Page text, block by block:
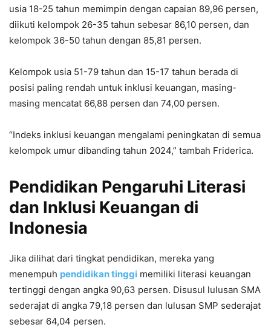
usia 18-25 tahun memimpin dengan capaian 89,96 persen,
diikuti kelompok 26-35 tahun sebesar 86,10 persen, dan
kelompok 36-50 tahun dengan 85,81 persen.
Kelompok usia 51-79 tahun dan 15-17 tahun berada di
posisi paling rendah untuk inklusi keuangan, masing-
masing mencatat 66,88 persen dan 74,00 persen.
“Indeks inklusi keuangan mengalami peningkatan di semua
kelompok umur dibanding tahun 2024,” tambah Friderica.
Pendidikan Pengaruhi Literasi
dan Inklusi Keuangan di
Indonesia
Jika dilihat dari tingkat pendidikan, mereka yang
menempuh pendidikan tinggi memiliki literasi keuangan
tertinggi dengan angka 90,63 persen. Disusul lulusan SMA
sederajat di angka 79,18 persen dan lulusan SMP sederajat
sebesar 64,04 persen.